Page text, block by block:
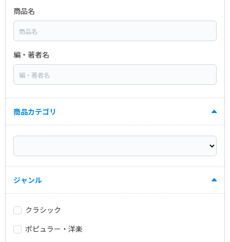
商品名
編・著者名
商品カテゴリ
ジャンル
クラシック
ポピュラー・洋楽